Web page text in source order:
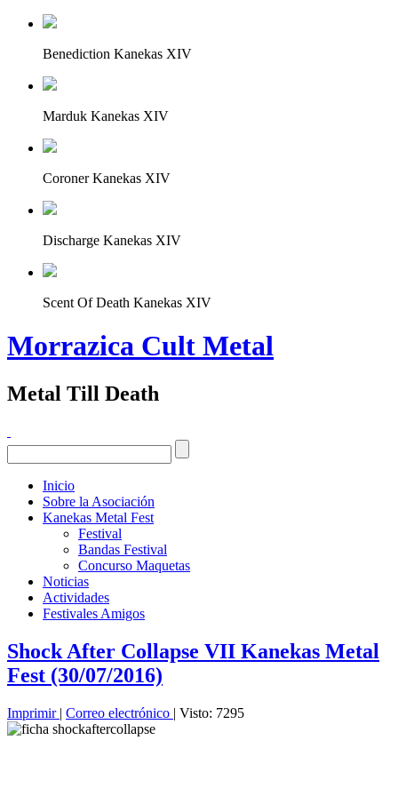
Benediction Kanekas XIV
Marduk Kanekas XIV
Coroner Kanekas XIV
Discharge Kanekas XIV
Scent Of Death Kanekas XIV
Morrazica Cult Metal
Metal Till Death
Inicio
Sobre la Asociación
Kanekas Metal Fest
Festival
Bandas Festival
Concurso Maquetas
Noticias
Actividades
Festivales Amigos
Shock After Collapse VII Kanekas Metal
Fest (30/07/2016)
Imprimir | Correo electrónico | Visto: 7295